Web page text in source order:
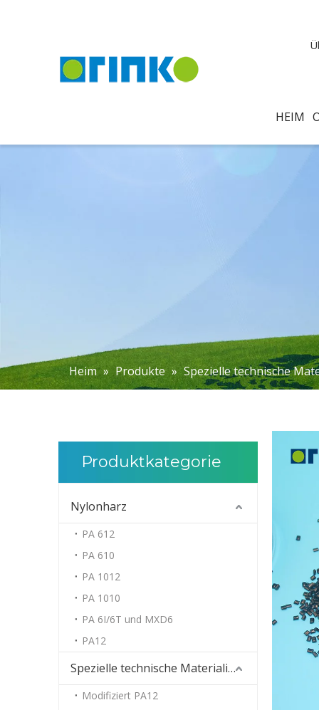
HEIM
Heim » Produkte » Spezielle technische
Produktkategorie
Nylonharz
PA 612
PA 610
PA 1012
PA 1010
PA 6I/6T und MXD6
PA12
Spezielle technische Materialien
Modifiziert PA12